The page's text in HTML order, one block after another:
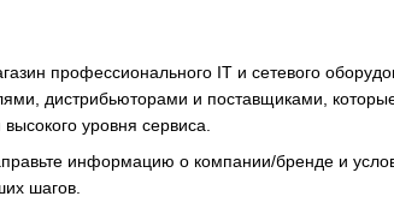
профессионального IT и сетевого
дистрибьюторами и поставщиками,
уровня сервиса.
информацию о компании/бренде и
шагов.